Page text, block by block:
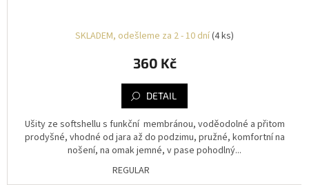
SKLADEM, odešleme za 2 - 10 dní(4 ks)
360 Kč
DETAIL
Ušity ze softshellu s funkční membránou, voděodolné a přitom
prodyšné, vhodné od jara až do podzimu, pružné, komfortní na
nošení, na omak jemné, v pase pohodlný...
REGULAR